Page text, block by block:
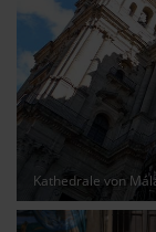
Kathedrale von